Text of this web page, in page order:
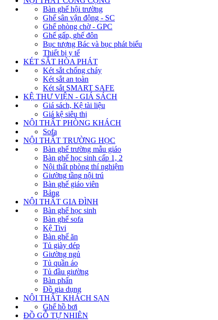
Bàn ghế hội trường
Ghế sân vận động - SC
Ghế phòng chờ - GPC
Ghế gấp, ghế đôn
Bục tượng Bác và bục phát biểu
Thiết bị y tế
KÉT SẮT HÒA PHÁT
Két sắt chống cháy
Két sắt an toàn
Két sắt SMART SAFE
KỆ THƯ VIỆN - GIÁ SÁCH
Giá sách, Kệ tài liệu
Giá kệ siêu thị
NỘI THẤT PHÒNG KHÁCH
Sofa
NỘI THẤT TRƯỜNG HỌC
Bàn ghế trường mẫu giáo
Bàn ghế học sinh cấp 1, 2
Nội thất phòng thí nghiệm
Giường tầng nội trú
Bàn ghế giáo viên
Bảng
NỘI THẤT GIA ĐÌNH
Bàn ghế học sinh
Bàn ghế sofa
Kệ Tivi
Bàn ghế ăn
Tủ giày dép
Giường ngủ
Tủ quần áo
Tủ đầu giường
Bàn phấn
Đồ gia dụng
NỘI THẤT KHÁCH SẠN
Ghế hồ bơi
ĐỒ GỖ TỰ NHIÊN